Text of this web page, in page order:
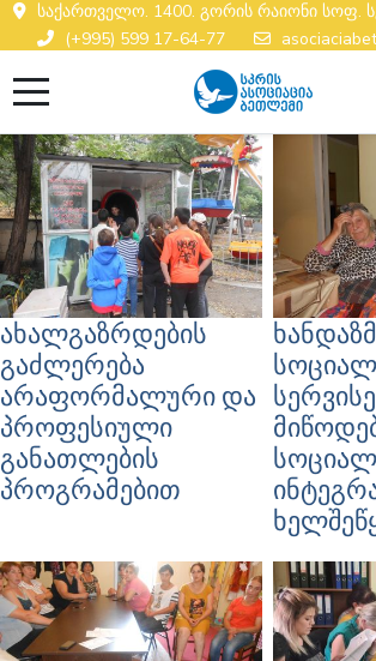
საქართველო. 1400. გორის რაიონი სოფ.
(+995) 599 17-64-77
ახალგაზრდების
გაძლერება
არაფორმალური და
პროფესიული
განათლების
პროგრამებით